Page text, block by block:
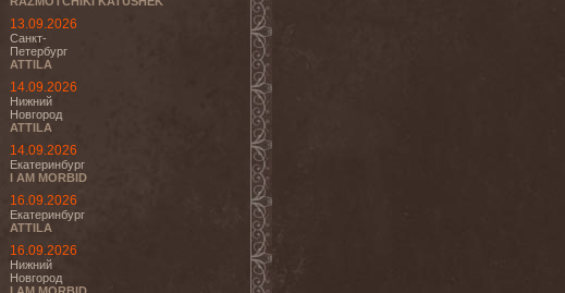
13.09.2026
Санкт-
Петербург
ATTILA
14.09.2026
Нижний
Новгород
ATTILA
14.09.2026
Екатеринбург
I AM MORBID
16.09.2026
Екатеринбург
ATTILA
16.09.2026
Нижний
Новгород